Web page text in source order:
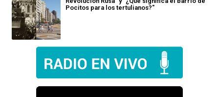
Pocitos para los tertulianos?"